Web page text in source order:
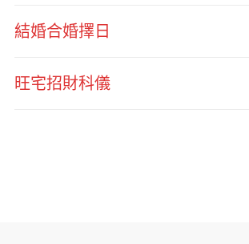
結婚合婚擇日
旺宅招財科儀